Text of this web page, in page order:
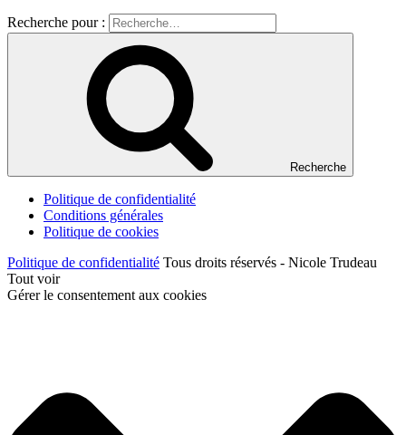
Recherche pour :
Recherche
Politique de confidentialité
Conditions générales
Politique de cookies
Politique de confidentialité Tous droits réservés - Nicole Trudeau
Tout voir
Gérer le consentement aux cookies